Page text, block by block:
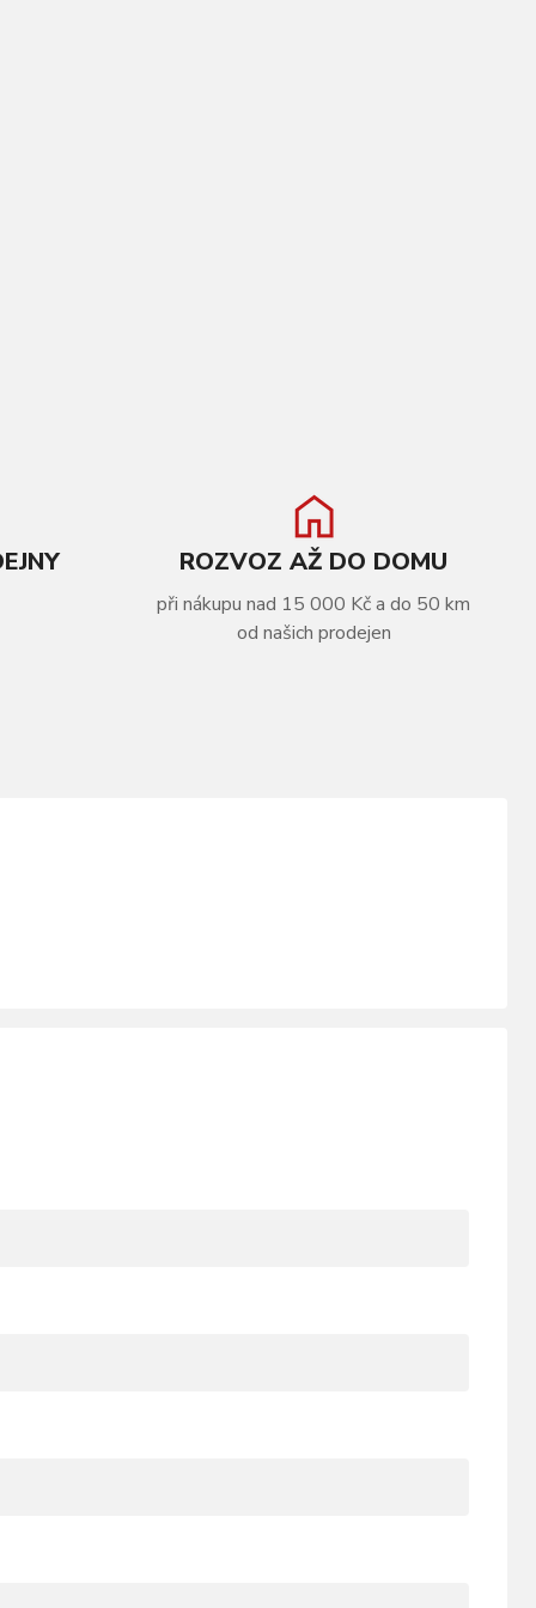
ROZVOZ AŽ DO DOMU
při nákupu nad 15 000 Kč a do 50 km
od našich prodejen